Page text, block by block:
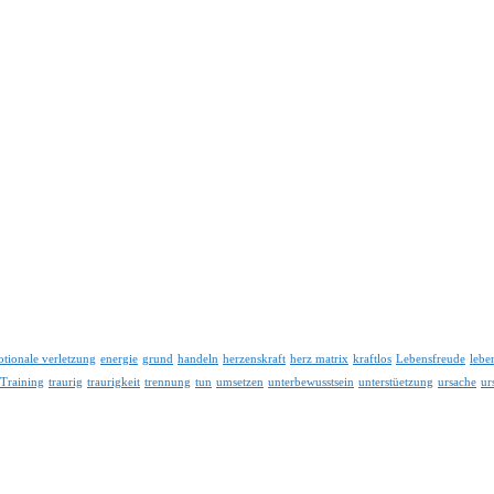
verletzung energie grund handeln herzenskraft herz matrix kraftlos Lebensfreude
Training traurig traurigkeit trennung tun umsetzen unterbewusstsein unterstüetzung ursache